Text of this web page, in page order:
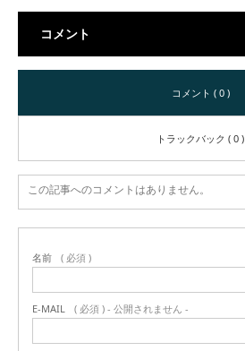
コメント
コメント ( 0 )
トラックバック ( 0 )
この記事へのコメントはありません。
名前 ( 必須 )
E-MAIL ( 必須 ) - 公開されません -